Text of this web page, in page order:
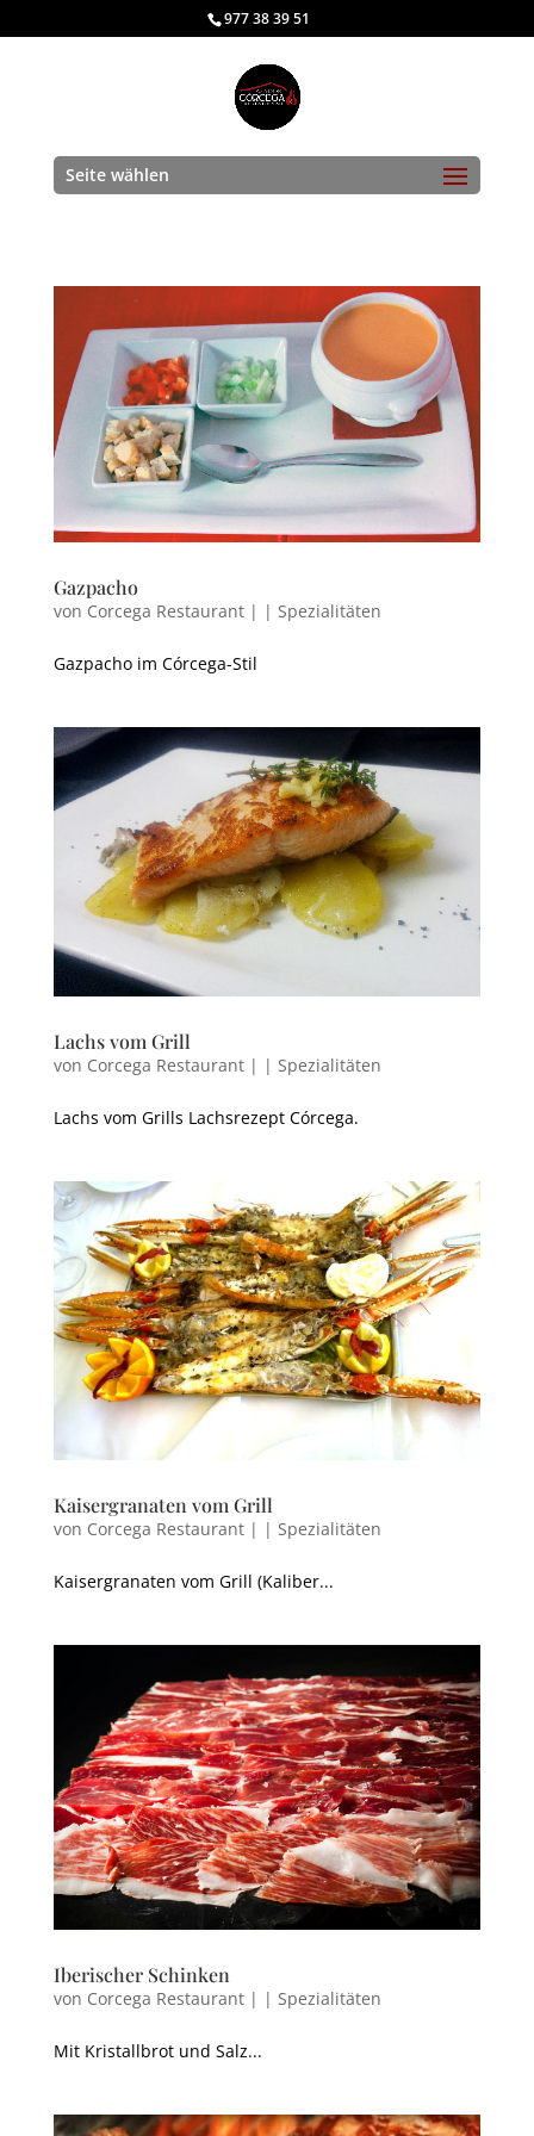
977 38 39 51
Seite wählen
Gazpacho
von Corcega Restaurant| | Spezialitäten
Gazpacho im Córcega-Stil
Lachs vom Grill
von Corcega Restaurant| | Spezialitäten
Lachs vom Grills Lachsrezept Córcega.
Kaisergranaten vom Grill
von Corcega Restaurant| | Spezialitäten
Kaisergranaten vom Grill (Kaliber...
Iberischer Schinken
von Corcega Restaurant| | Spezialitäten
Mit Kristallbrot und Salz...